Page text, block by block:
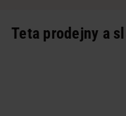
Teta prodejny a